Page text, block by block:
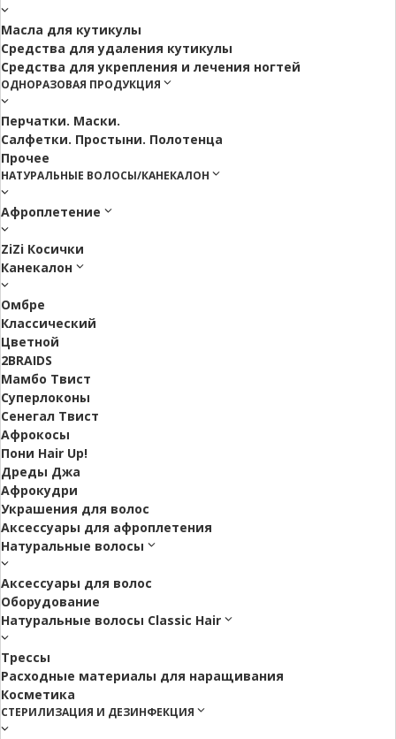
Масла для кутикулы
Средства для удаления кутикулы
Средства для укрепления и лечения ногтей
ОДНОРАЗОВАЯ ПРОДУКЦИЯ
Перчатки. Маски.
Салфетки. Простыни. Полотенца
Прочее
НАТУРАЛЬНЫЕ ВОЛОСЫ/КАНЕКАЛОН
Афроплетение
ZiZi Косички
Канекалон
Омбре
Классический
Цветной
2BRAIDS
Мамбо Твист
Суперлоконы
Сенегал Твист
Афрокосы
Пони Hair Up!
Дреды Джа
Афрокудри
Украшения для волос
Аксессуары для афроплетения
Натуральные волосы
Аксессуары для волос
Оборудование
Натуральные волосы Classic Hair
Трессы
Расходные материалы для наращивания
Косметика
СТЕРИЛИЗАЦИЯ И ДЕЗИНФЕКЦИЯ